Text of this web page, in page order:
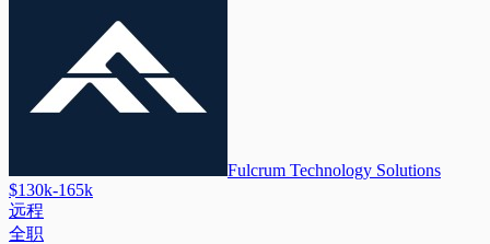
Fulcrum Technology Solutions
$130k-165k
远程
全职